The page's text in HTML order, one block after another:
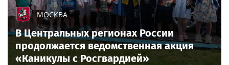
МОСКВА
В Центральных регионах России
продолжается ведомственная акция
«Каникулы с Росгвардией»